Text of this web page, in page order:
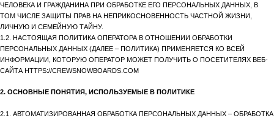
ЧЕЛОВЕКА И ГРАЖДАНИНА ПРИ ОБРАБОТКЕ ЕГО ПЕРСОНАЛЬНЫХ ДАННЫХ, В
ТОМ ЧИСЛЕ ЗАЩИТЫ ПРАВ НА НЕПРИКОСНОВЕННОСТЬ ЧАСТНОЙ ЖИЗНИ,
ЛИЧНУЮ И СЕМЕЙНУЮ ТАЙНУ.
1.2. НАСТОЯЩАЯ ПОЛИТИКА ОПЕРАТОРА В ОТНОШЕНИИ ОБРАБОТКИ
ПЕРСОНАЛЬНЫХ ДАННЫХ (ДАЛЕЕ – ПОЛИТИКА) ПРИМЕНЯЕТСЯ КО ВСЕЙ
ИНФОРМАЦИИ, КОТОРУЮ ОПЕРАТОР МОЖЕТ ПОЛУЧИТЬ О ПОСЕТИТЕЛЯХ ВЕБ-
САЙТА HTTPS://CREWSNOWBOARDS.COM
2. ОСНОВНЫЕ ПОНЯТИЯ, ИСПОЛЬЗУЕМЫЕ В ПОЛИТИКЕ
2.1. АВТОМАТИЗИРОВАННАЯ ОБРАБОТКА ПЕРСОНАЛЬНЫХ ДАННЫХ – ОБРАБОТКА